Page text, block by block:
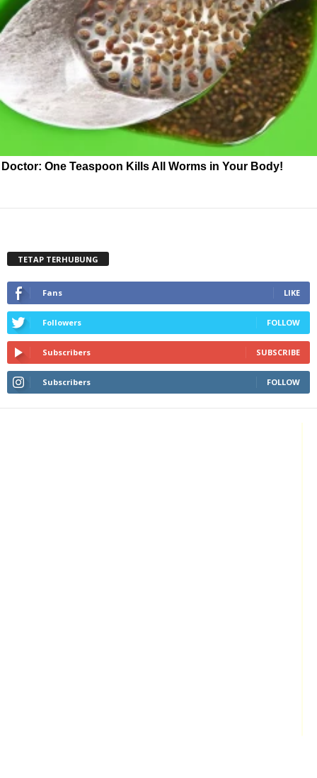
Doctor: One Teaspoon Kills All Worms in Your Body!
TETAP TERHUBUNG
Fans LIKE
Followers FOLLOW
Subscribers SUBSCRIBE
Subscribers FOLLOW